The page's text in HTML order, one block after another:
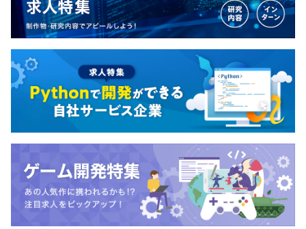
業務は下記の流れで行われることが多いです。
1.ディレクターの要望をヒアリングし、要件定義・提案
3.開発計画を策定し、上長に確認
4.コーディング・デバック
5.リリース